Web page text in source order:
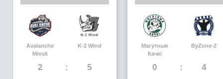
Avalanche
Minsk
2
K-2 Wind
5
Магутныя
Качкi
0
ByZone-2
4